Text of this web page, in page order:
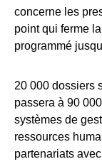
concerne les
point qui ferme
programmé
20 000 dossiers
passera à 90
systèmes de
ressources
partenariats